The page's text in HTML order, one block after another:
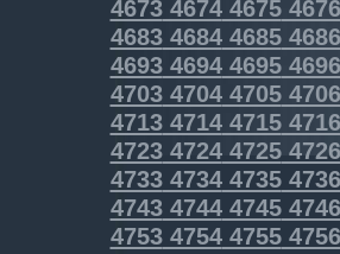
4673467446754676
4683468446854686
4693469446954696
4703470447054706
4713471447154716
4723472447254726
4733473447354736
4743474447454746
4753475447554756